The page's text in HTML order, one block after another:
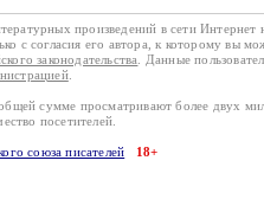
произведений в сети Интернет
с согласия его автора, к которому вы
законодательства . Данные
.
сумме просматривают более двух
посетителей.
союза писателей 18+